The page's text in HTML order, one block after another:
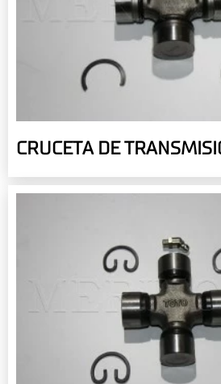
CRUCETA DE